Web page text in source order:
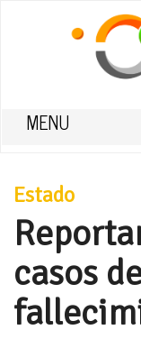
MENU
Estado
casos